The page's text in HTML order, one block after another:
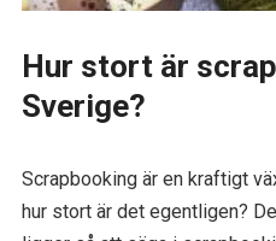
Hur stort är
Sverige?
Scrapbooking är en kraftigt
hur stort är det egentligen?